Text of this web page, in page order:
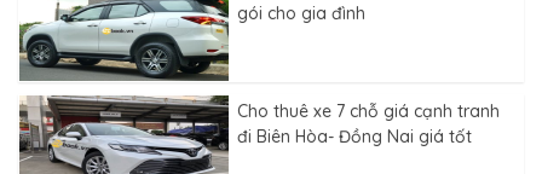
gói cho gia đình
Cho thuê xe 7 chỗ giá cạnh tranh
đi Biên Hòa- Đồng Nai giá tốt